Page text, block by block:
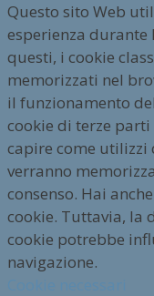
Questo sito Web
esperienza durante
questi, i cookie
memorizzati nel
il funzionamento
cookie di terze
capire come utilizzi
verranno
consenso. Hai
cookie. Tuttavia, la
cookie potrebbe
navigazione.